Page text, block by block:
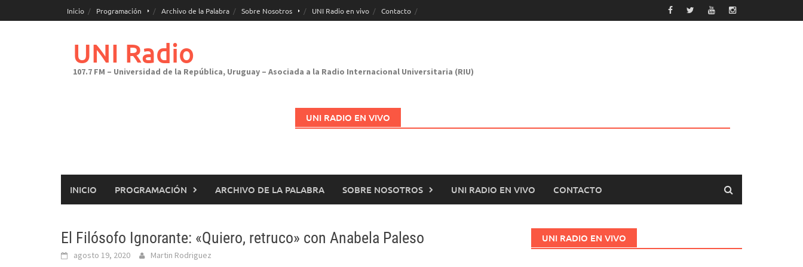
al
Inicio Programación Archivo de la Palabra Sobre Nosotros UNI Radio en vivo Contacto
UNI Radio
107.7 FM – Universidad de la República, Uruguay – Asociada a la Radio Internacional Universitaria (RIU)
UNI RADIO EN VIVO
INICIO PROGRAMACIÓN ARCHIVO DE LA PALABRA SOBRE NOSOTROS UNI RADIO EN VIVO CONTACTO
El Filósofo Ignorante: «Quiero, retruco» con Anabela Paleso
agosto 19, 2020 Martin Rodriguez
UNI RADIO EN VIVO